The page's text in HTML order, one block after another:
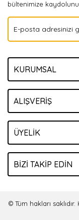
bültenimize
KURUMSAL
ALIŞVERİŞ
ÜYELİK
BİZİ TAKİP EDİN
© Tüm hakları